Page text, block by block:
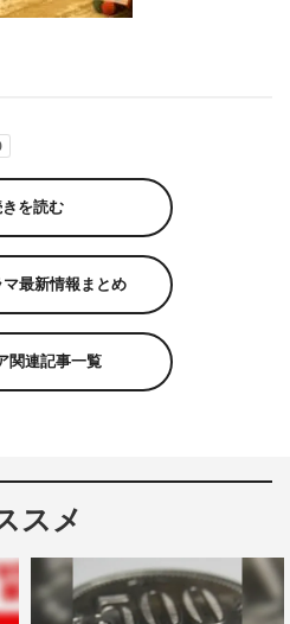
を読む
最新情報まとめ
関連記事一覧
スメ